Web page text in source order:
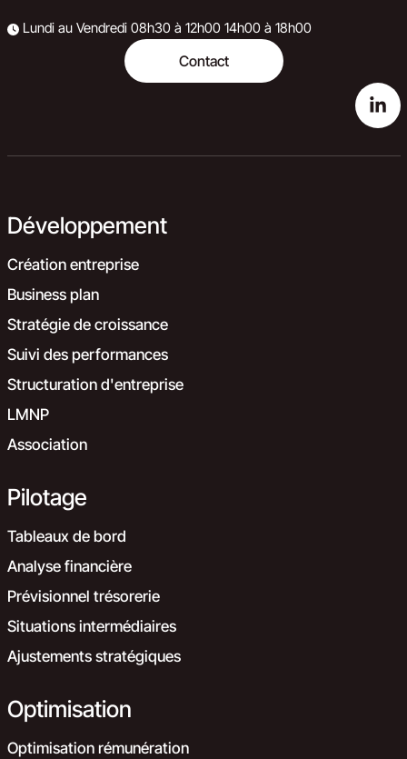
Lundi au Vendredi 08h30 à 12h00 14h00 à 18h00
Contact
Développement
Création entreprise
Business plan
Stratégie de croissance
Suivi des performances
Structuration d'entreprise
LMNP
Association
Pilotage
Tableaux de bord
Analyse financière
Prévisionnel trésorerie
Situations intermédiaires
Ajustements stratégiques
Optimisation
Optimisation rémunération